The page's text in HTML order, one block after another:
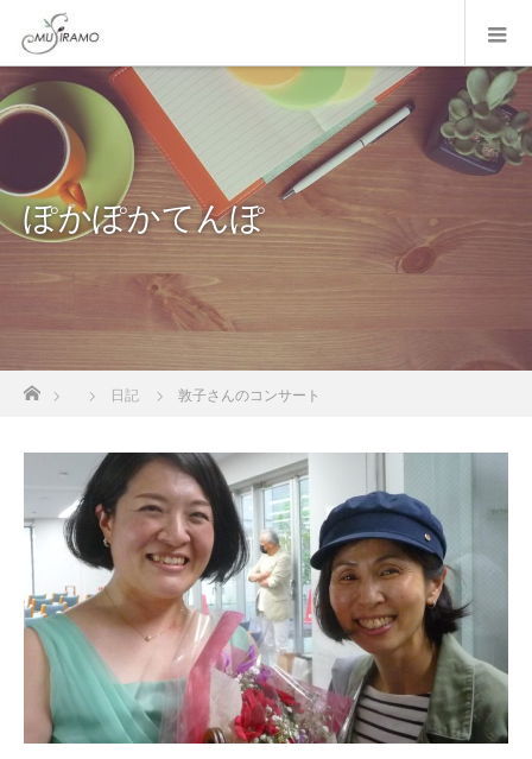
ぽかぽかてんぽ
日記 敦子さんのコンサート